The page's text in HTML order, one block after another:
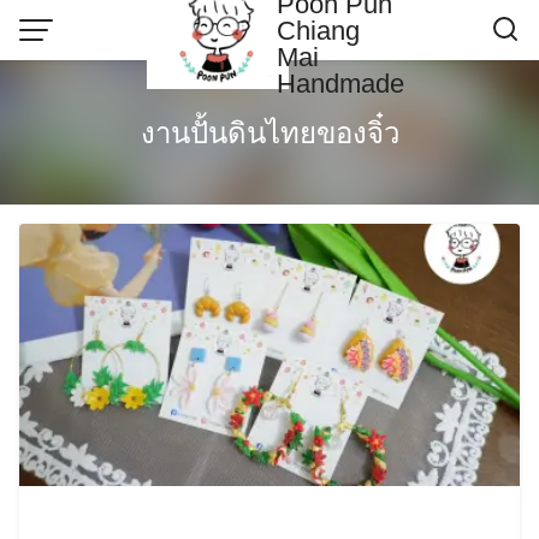
Chiang
Mai
Handmade
Poonpun Thai Clay
Sample Page
งานปั้นดินไทยของจิ๋ว